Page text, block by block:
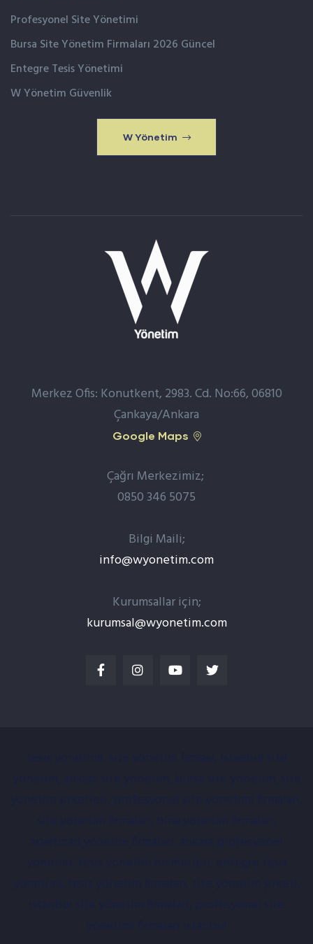
Profesyonel Site Yönetimi
Bursa Site Yönetim Firmaları 2026 Güncel
Entegre Tesis Yönetimi
W Yönetim Güvenlik
W Yönetim
Merkez Ofis: Konutkent, 2983. Cd. No:66, 06810
Çankaya/Ankara
Google Maps
Çağrı Merkezimiz;
0850 346 5075
Bilgi Maili;
info@wyonetim.com
Kurumsallar için;
kurumsal@wyonetim.com